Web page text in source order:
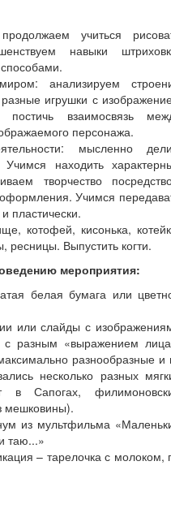
мероприятия
учиться
навыки
анализируем
игрушки с
взаимосвязь
персонажа.
мысленно
находить
творчество
Учимся
пластически.
котофей, кисонька,
ресницы. Выпустить когти.
мероприятия:
белая бумага или
или слайды с
разным «выражением
разнообразные и
несколько разных
в Сапогах,
мешковины).
из мультфильма
таю...»
– тарелочка с молоком,